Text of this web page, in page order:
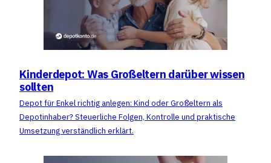
Kinderdepot: Was Großeltern darüber wissen
sollten
Depot für Enkel richtig anlegen: Kind oder Großeltern als
Depotinhaber? Steuerliche Folgen, Kontrolle und praktische
Umsetzung verständlich erklärt.